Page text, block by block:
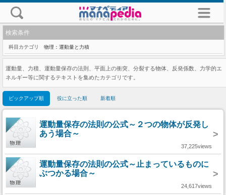
検索条件
科目カテゴリ 物理：運動量と力積
運動量、力積、運動量保存の法則、平面上の衝突、分裂する物体、反発係数、力学的エ
ネルギー等に関するテキストを集めたカテゴリです。
ピックアップ順 役に立った順 新着順
運動量保存の法則の公式～２つの物体が反発し
あう場合～
>
37,225views
運動量保存の法則の公式～止まっているものに
ぶつかる場合～
>
24,617views